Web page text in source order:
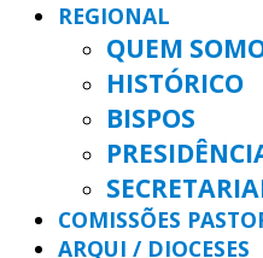
REGIONAL
QUEM
HISTÓRICO
BISPOS
COMISSÕES
ARQUI / DIOCESES